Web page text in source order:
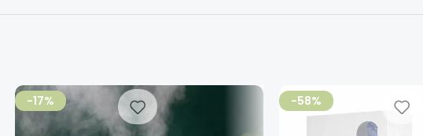
-17% -58%